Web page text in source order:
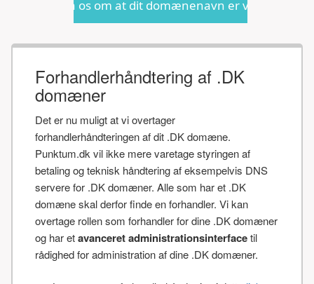
om at dit domænenavn er ved at udløbe eller
Forhandlerhåndtering af .DK
domæner
Det er nu muligt at vi overtager
forhandlerhåndteringen af dit .DK domæne.
Punktum.dk vil ikke mere varetage styringen af
betaling og teknisk håndtering af eksempelvis DNS
servere for .DK domæner. Alle som har et .DK
domæne skal derfor finde en forhandler. Vi kan
overtage rollen som forhandler for dine .DK domæner
og har etavanceret administrationsinterfacetil
rådighed for administration af dine .DK domæner.